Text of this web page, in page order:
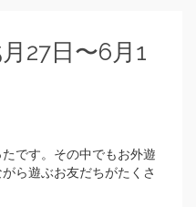
27日〜6月1
です。その中でもお外遊
ら遊ぶお友だちがたくさ